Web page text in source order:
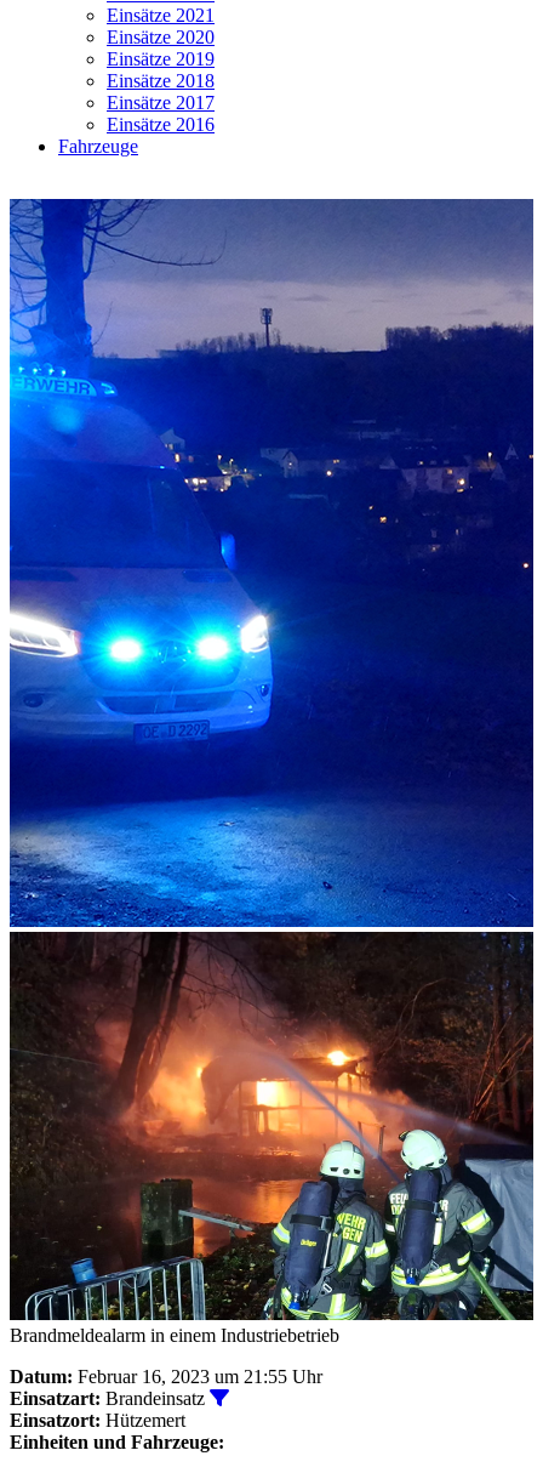
Einsätze 2021
Einsätze 2020
Einsätze 2019
Einsätze 2018
Einsätze 2017
Einsätze 2016
Fahrzeuge
Brandmeldealarm in einem Industriebetrieb
Datum: Februar 16, 2023 um 21:55 Uhr
Einsatzart: Brandeinsatz
Alle Einsätze vom Typ Brandeinsatz
Einsatzort: Hützemert
Einheiten und Fahrzeuge: